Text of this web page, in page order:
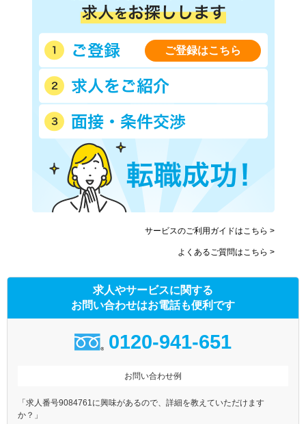
ご登録はこちら
サービスのご利用ガイドはこちら >
よくあるご質問はこちら >
求人やサービスに関する
お問い合わせはお電話も便利です
0120-941-651
お問い合わせ例
「求人番号9084761に興味があるので、詳細を教えていただけます
か？」